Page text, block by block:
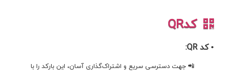
کدQR
• کد QR:
📲 جهت دسترسی سریع و اشتراک‌گذاری آسان، این بارکد را با